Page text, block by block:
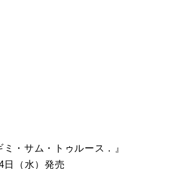
・サム・トゥルース．』
日（水）発売